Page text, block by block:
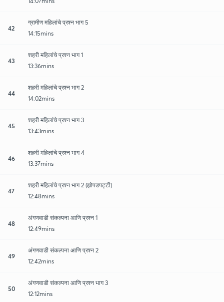
42
ग्रामीण महिलांचे प्रश्न भाग 5
14:15mins
43
शहरी महिलांचे प्रश्न भाग 1
13:36mins
44
शहरी महिलांचे प्रश्न भाग 2
14:02mins
45
शहरी महिलांचे प्रश्न भाग 3
13:43mins
46
शहरी महिलांचे प्रश्न भाग 4
13:37mins
47
शहरी महिलांचे प्रश्न भाग 2 (झोपडपट्टी)
12:48mins
48
अंगणवाडी संकल्पना आणि प्रश्न 1
12:49mins
49
अंगणवाडी संकल्पना आणि प्रश्न 2
12:42mins
50
अंगणवाडी संकल्पना आणि प्रश्न भाग 3
12:12mins